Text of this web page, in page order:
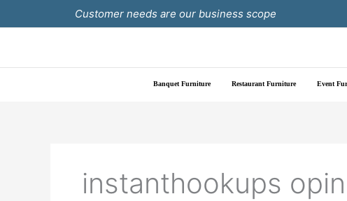
to
Customer needs are our business scope
Banquet Furniture Restaurant Furniture Event
instanthookups